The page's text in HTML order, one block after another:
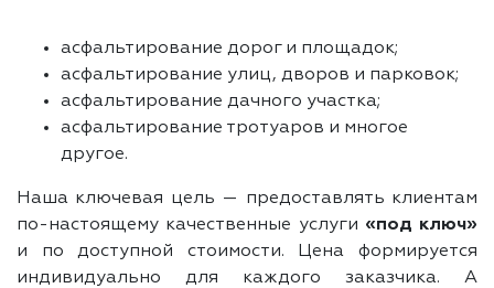
асфальтирование дорог и площадок;
асфальтирование улиц, дворов и парковок;
асфальтирование дачного участка;
асфальтирование тротуаров и многое
другое.
Наша ключевая цель — предоставлять клиентам
по-настоящему качественные услуги «под ключ»
и по доступной стоимости. Цена формируется
индивидуально для каждого заказчика. А